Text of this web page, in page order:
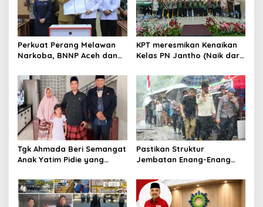
p
o
s
Perkuat Perang Melawan
Narkoba, BNNP Aceh dan
ULT P4GN
KPT meresmikan Kenaikan
Kelas PN Jantho (Naik dari
Tgk Ahmada Beri Semangat
Anak Yatim Pidie yang
Jantung
Pastikan Struktur
Jembatan Enang-Enang
PRR Aceh: Boleh tapi
Keselamatan Warga di
Atas Segalanya